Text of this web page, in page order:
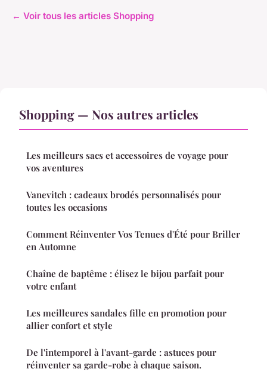
← Voir tous les articles Shopping
Shopping — Nos autres articles
Les meilleurs sacs et accessoires de voyage pour
vos aventures
Vanevitch : cadeaux brodés personnalisés pour
toutes les occasions
Comment Réinventer Vos Tenues d'Été pour Briller
en Automne
Chaîne de baptême : élisez le bijou parfait pour
votre enfant
Les meilleures sandales fille en promotion pour
allier confort et style
De l'intemporel à l'avant-garde : astuces pour
réinventer sa garde-robe à chaque saison.